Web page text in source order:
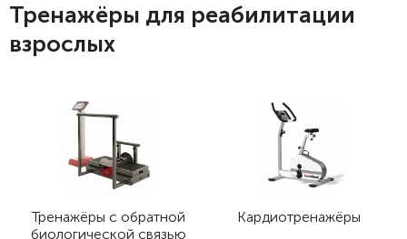
Тренажёры для реабилитации
взрослых
Тренажёры с обратной
биологической связью
Кардиотренажёры